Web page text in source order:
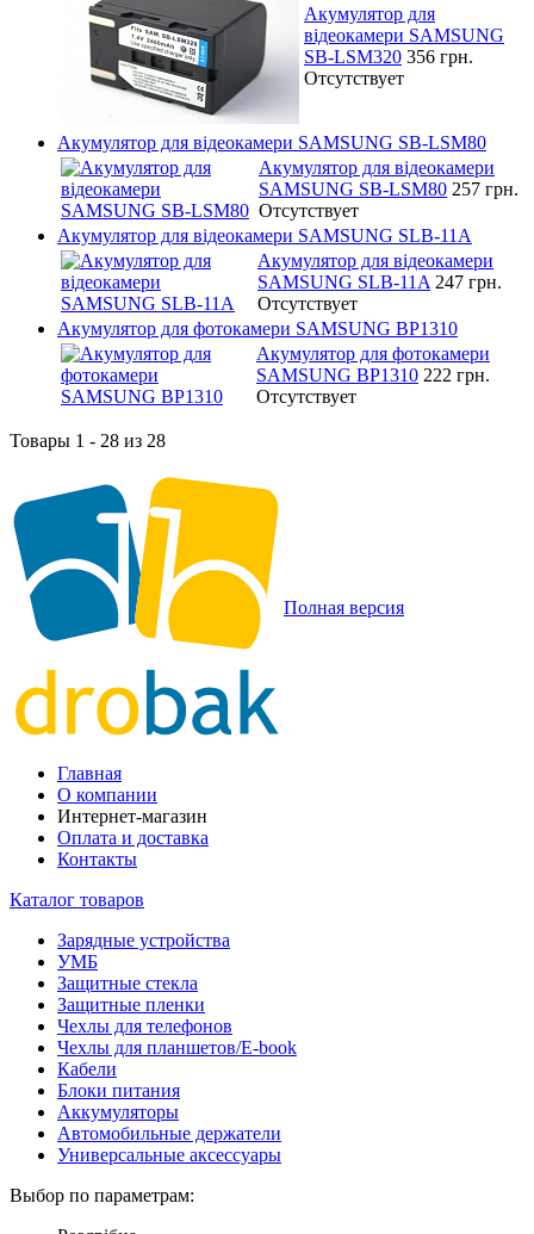
Акумулятор для
відеокамери SAMSUNG
SB-LSM320 356 грн.
Отсутствует
Акумулятор для відеокамери SAMSUNG SB-LSM80
Акумулятор для відеокамери
SAMSUNG SB-LSM80 257 грн.
Отсутствует
Акумулятор для відеокамери SAMSUNG SLB-11A
Акумулятор для відеокамери
SAMSUNG SLB-11A 247 грн.
Отсутствует
Акумулятор для фотокамери SAMSUNG BP1310
Акумулятор для фотокамери
SAMSUNG BP1310 222 грн.
Отсутствует
Товары 1 - 28 из 28
Полная версия
Главная
О компании
Интернет-магазин
Оплата и доставка
Контакты
Каталог товаров
Зарядные устройства
УМБ
Защитные стекла
Защитные пленки
Чехлы для телефонов
Чехлы для планшетов/E-book
Кабели
Блоки питания
Аккумуляторы
Автомобильные держатели
Универсальные аксессуары
Выбор по параметрам: